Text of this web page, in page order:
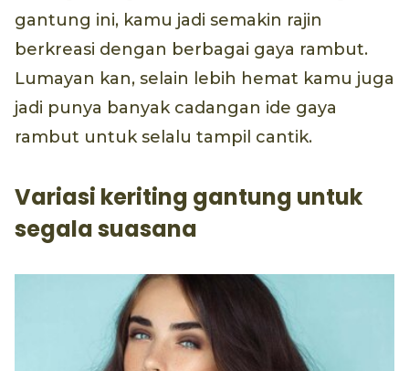
gantung ini, kamu jadi semakin rajin
berkreasi dengan berbagai gaya rambut.
Lumayan kan, selain lebih hemat kamu juga
jadi punya banyak cadangan ide gaya
rambut untuk selalu tampil cantik.
Variasi keriting gantung untuk
segala suasana